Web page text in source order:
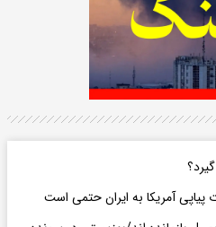
پیاپی آمریکا به ایران حتمی است